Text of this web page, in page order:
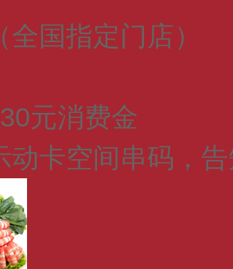
国指定门店）
元消费金
动卡空间串码，